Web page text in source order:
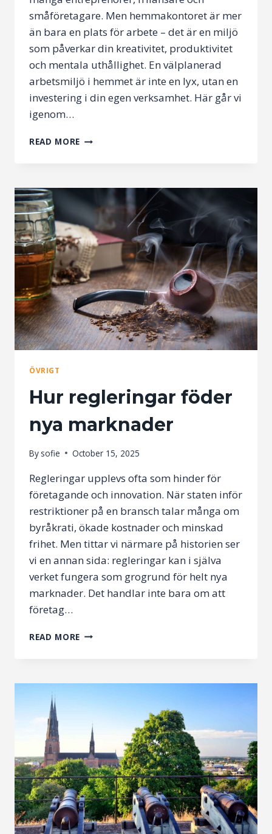
småföretagare. Men hemmakontoret är mer
än bara en plats för arbete – det är en miljö
som påverkar din kreativitet, produktivitet
och mentala uthållighet. En välplanerad
arbetsmiljö i hemmet är inte en lyx, utan en
investering i din egen verksamhet. Här går vi
igenom…
READ MORE ENTREPRENÖRENS
–
MER
BARA
EN
SKRIVBORDSPLATS
ÖVRIGT
Hur regleringar föder
nya marknader
By sofie October 15, 2025
Regleringar upplevs ofta som hinder för
företagande och innovation. När staten inför
restriktioner på en bransch talar många om
byråkrati, ökade kostnader och minskad
frihet. Men tittar vi närmare på historien ser
vi en annan sida: regleringar kan i själva
verket fungera som grogrund för helt nya
marknader. Det handlar inte bara om att
företag…
READ MORE HUR
MARKNADER